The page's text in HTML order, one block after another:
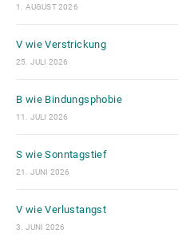
1. AUGUST 2026
V wie Verstrickung
25. JULI 2026
B wie Bindungsphobie
11. JULI 2026
S wie Sonntagstief
21. JUNI 2026
V wie Verlustangst
3. JUNI 2026